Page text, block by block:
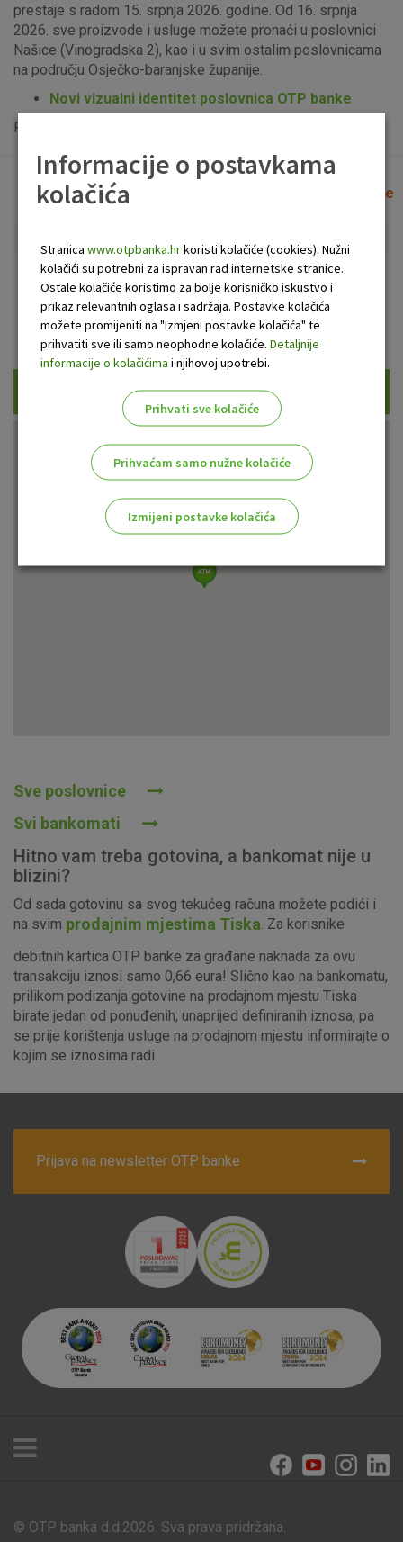
prestaje s radom 15. srpnja 2026. godine. Od 16. srpnja
2026. sve proizvode i usluge možete pronaći u poslovnici
Našice (Vinogradska 2), kao i u svim ostalim poslovnicama
na području Osječko-baranjske županije.
Novi vizualni identitet poslovnica OTP banke
Popis uplatno-isplatnih bankomata možete vidjeti
Lista poslovnica i bankomata Očisti filtere
Bankomat Poslovnica
Prikaži samo uplatne bankomate
Sve poslovnice
Svi bankomati
Hitno vam treba gotovina, a bankomat nije u
blizini?
Od sada gotovinu sa svog tekućeg računa možete podići i
na svim prodajnim mjestima Tiska . Za korisnike
debitnih kartica OTP banke za građane naknada za ovu
transakciju iznosi samo 0,66 eura! Slično kao na bankomatu,
prilikom podizanja gotovine na prodajnom mjestu Tiska
birate jedan od ponuđenih, unaprijed definiranih iznosa, pa
se prije korištenja usluge na prodajnom mjestu informirajte o
kojim se iznosima radi.
Prijava na newsletter OTP banke
Poslovnice i bankomati
© OTP banka d.d.2026. Sva prava pridržana.
Informacije o postavkama
kolačića
Stranica www.otpbanka.hrkoristi kolačiće (cookies). Nužni
kolačići su potrebni za ispravan rad internetske stranice.
Ostale kolačiće koristimo za bolje korisničko iskustvo i
prikaz relevantnih oglasa i sadržaja. Postavke kolačića
možete promijeniti na "Izmjeni postavke kolačića" te
prihvatiti sve ili samo neophodne kolačiće. Detaljnije
informacije o kolačićima i njihovoj upotrebi.
Prihvati sve kolačiće
Prihvaćam samo nužne kolačiće
Izmijeni postavke kolačića
Ovi kolačići nužni su za funkcioniranje internetske stranice i
postavljaju kao odgovor na vaše radnje koje uključuju zahtjev
za uslugama, kao što su postavke kolačića. Svoj preglednik
o njima, ali u tom slučaju neki dijelovi stranice neće raditi. Ti
kolačići ne pohranjuju nikakve informacije koje bi vas mogle
identificirati.
Detaljnije informacije o kolačićima